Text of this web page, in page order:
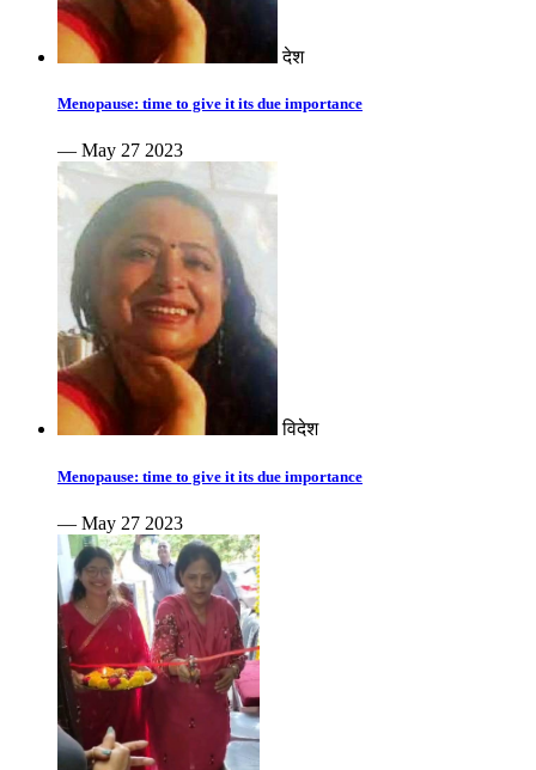
देश
Menopause: time to give it its due importance
— May 27 2023
विदेश
Menopause: time to give it its due importance
— May 27 2023